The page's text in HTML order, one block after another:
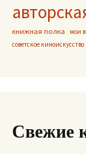
книжная полка мои
советское киноискусство
Свежие